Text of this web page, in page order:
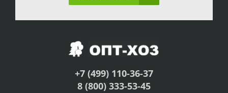
+7 (499) 110-36-37
8 (800) 333-53-45